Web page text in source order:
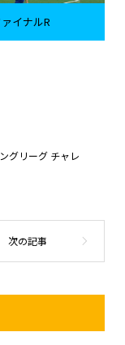
イナルR
グリーグ チャレ